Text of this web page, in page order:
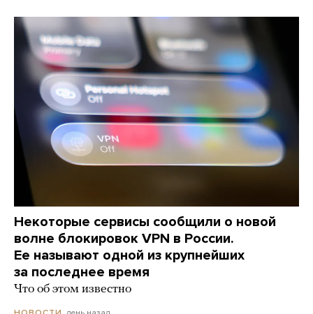
Некоторые сервисы сообщили о новой
волне блокировок VPN в России.
Ее называют одной из крупнейших
за последнее время
Что об этом известно